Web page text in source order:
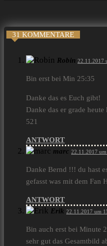
31 KOMMENTARE
Robin 22.11.2017
Bin erst bei Min 25:35
Danke das es Euch gibt!
Danke das er grade heute
521
ANTWORT
marc 22.11.2017
Danke Bernd !!! du hast
gefasst was mit dem Fan
ANTWORT
Erik 22.11.2017 um
Bin auch erst bei Minute
sehr gut das Gesamtbild